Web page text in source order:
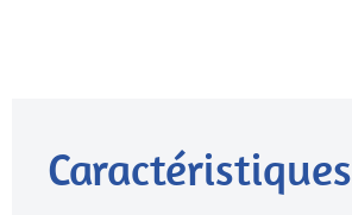
Caractéristiques